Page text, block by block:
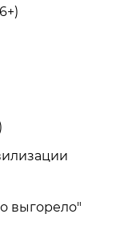
выгорело"